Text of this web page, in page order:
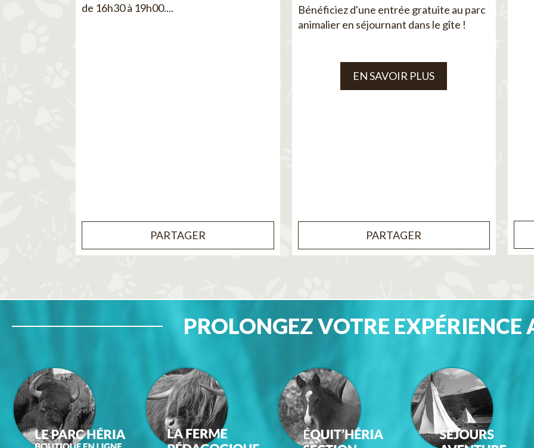
de 16h30 à 19h00....
PARTAGER
Bénéficiez d'une entrée gratuite au parc
animalier en séjournant dans le gîte !
EN SAVOIR PLUS
PARTAGER
PROLONGEZ VOTRE EXPÉRIENCE